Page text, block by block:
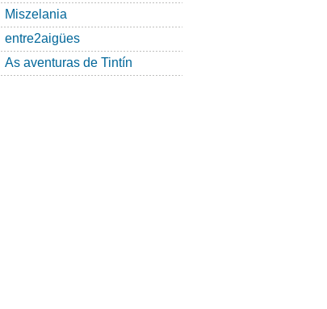
Miszelania
entre2aigües
As aventuras de Tintín